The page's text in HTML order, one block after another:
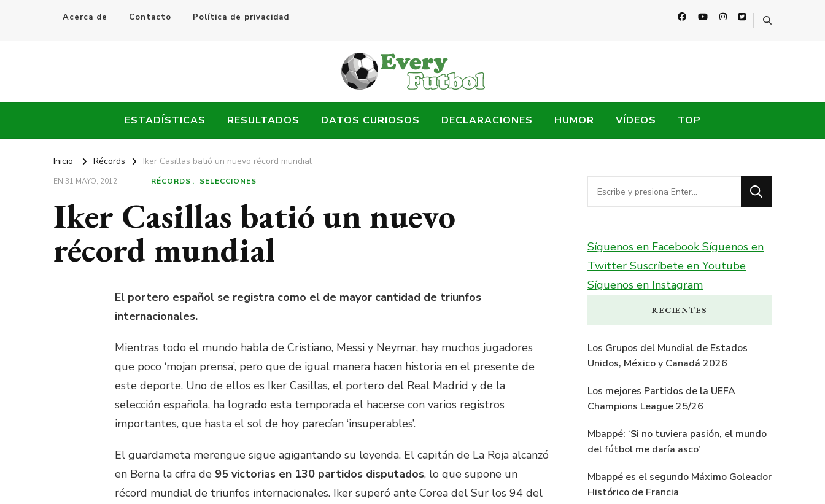
Acerca de Contacto Política de privacidad
Every Fútbol
ESTADÍSTICAS RESULTADOS DATOS CURIOSOS DECLARACIONES HUMOR VÍDEOS TOP
Inicio Récords Iker Casillas batió un nuevo récord mundial
EN 31 MAYO, 2012 RÉCORDS SELECCIONES
Iker Casillas batió un nuevo
récord mundial
El portero español se registra como el de mayor cantidad de triunfos
internacionales.
Mientras todo el mundo habla de Cristiano, Messi y Neymar, hay muchos jugadores
que poco ‘mojan prensa’, pero que de igual manera hacen historia en el presente de
este deporte. Uno de ellos es Iker Casillas, el portero del Real Madrid y de la
selección española, ha logrado esta temporada el hacerse con varios registros
importantes, que hasta el sol de hoy parecían ‘insuperables’.
El guardameta merengue sigue agigantando su leyenda. El capitán de La Roja alcanzó
en Berna la cifra de 95 victorias en 130 partidos disputados, lo que supone un
récord mundial de triunfos internacionales. Iker superó ante Corea del Sur los 94 del
¿Buscas
algo?
Síguenos en FacebookSíguenos en
Twitter Suscríbete en Youtube
Síguenos en Instagram
RECIENTES
Los Grupos del Mundial de Estados
Unidos, México y Canadá 2026
Los mejores Partidos de la UEFA
Champions League 25/26
Mbappé: ‘Si no tuviera pasión, el mundo
del fútbol me daría asco’
Mbappé es el segundo Máximo Goleador
Histórico de Francia